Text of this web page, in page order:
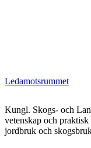
Ledamotsrummet
Kungl. Skogs- och
vetenskap och
jordbruk och